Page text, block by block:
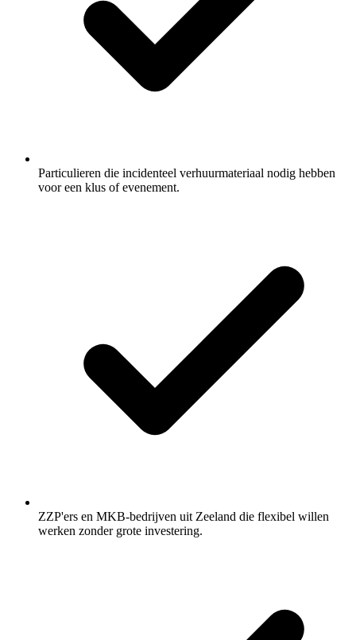
Particulieren die incidenteel verhuurmateriaal nodig hebben
voor een klus of evenement.
ZZP'ers en MKB-bedrijven uit Zeeland die flexibel willen
werken zonder grote investering.